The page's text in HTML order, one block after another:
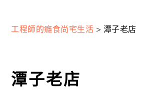
工程師的癮食尚宅生活 > 潭子老店
潭子老店